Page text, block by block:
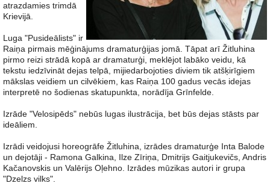
atrazdamies trimdā
Krievijā.
Luga "Pusideālists" ir
Raiņa pirmais mēģinājums dramaturģijas jomā. Tāpat arī Žitluhina
pirmo reizi strādā kopā ar dramaturģi, meklējot labāko veidu, kā
tekstu iedzīvināt dejas telpā, mijiedarbojoties diviem tik atšķirīgiem
mākslas veidiem un cilvēkiem, kas Raiņa 100 gadus vecās idejas
interpretē no šodienas skatupunkta, norādīja Grīnfelde.
Izrāde "Velosipēds" nebūs lugas ilustrācija, bet būs dejas stāsts par
ideāliem.
Izrādi veidojusi horeogrāfe Žitluhina, izrādes dramaturģe Inta Balode
un dejotāji - Ramona Galkina, Ilze Zīriņa, Dmitrijs Gaitjukevičs, Andris
Kačanovskis un Valērijs Oļehno. Izrādes mūzikas autori ir grupa
"Dzelzs vilks".